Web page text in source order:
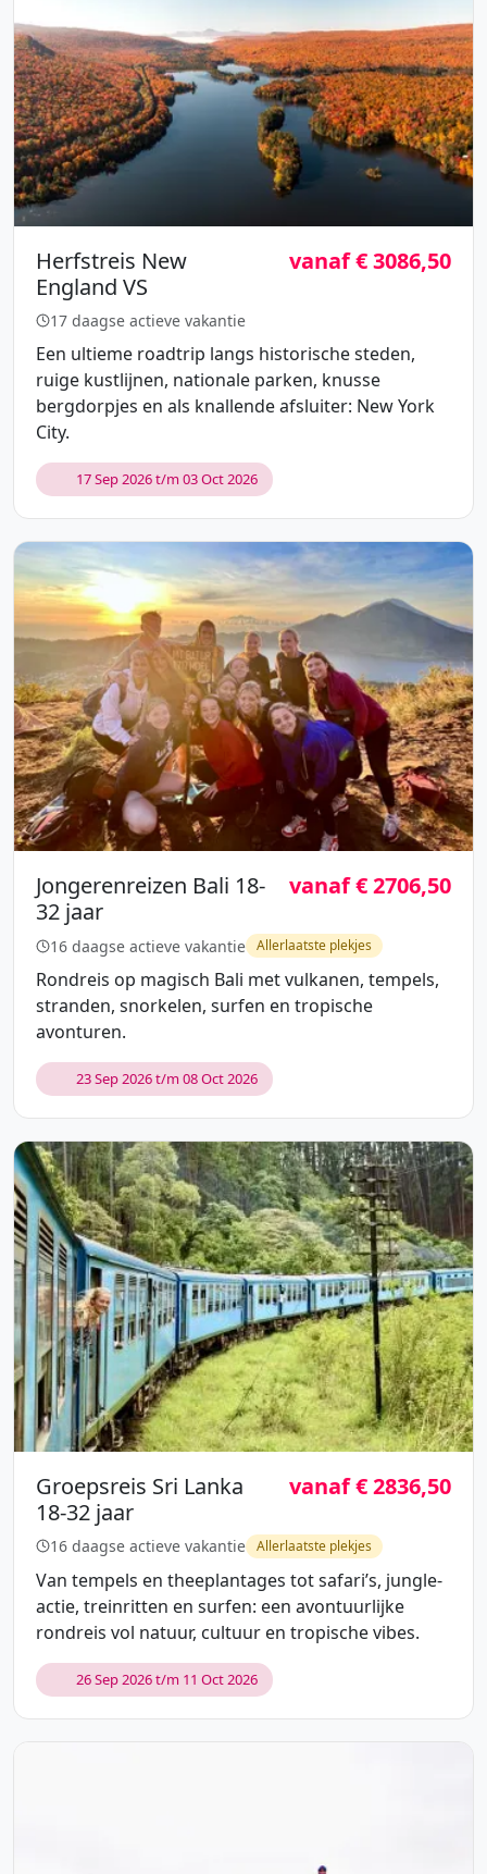
Herfstreis New
England VS
vanaf € 3086,50
17 daagse actieve vakantie
Een ultieme roadtrip langs historische steden,
ruige kustlijnen, nationale parken, knusse
bergdorpjes en als knallende afsluiter: New York
City.
17 Sep 2026 t/m 03 Oct 2026
Jongerenreizen Bali 18-
32 jaar
vanaf € 2706,50
16 daagse actieve vakantie Allerlaatste plekjes
Rondreis op magisch Bali met vulkanen, tempels,
stranden, snorkelen, surfen en tropische
avonturen.
23 Sep 2026 t/m 08 Oct 2026
Groepsreis Sri Lanka
18-32 jaar
vanaf € 2836,50
16 daagse actieve vakantie Allerlaatste plekjes
Van tempels en theeplantages tot safari’s, jungle-
actie, treinritten en surfen: een avontuurlijke
rondreis vol natuur, cultuur en tropische vibes.
26 Sep 2026 t/m 11 Oct 2026